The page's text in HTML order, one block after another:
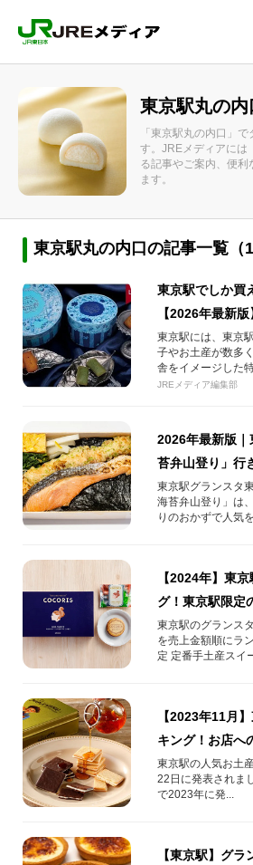
東京駅丸の内
「東京駅丸の内口」
す。JREメディアには
る記事やご案内、便
ます。
東京駅丸の内口の記事一覧（
東京駅でしか買
【2026年最新版
東京駅には、東京
子やお土産が数多
舎をイメージした
JREメディア編集部
2026年最新版
苔弁山登り」行
弁当ガイド
東京駅グランスタ
海苔弁山登り」は
りのおかずで人気を
【2024年】東
グ！東京駅限定
売上ランキング
東京駅のグランス
を売上金額順にラ
定 定番手土産スイ
【2023年11月
キング！お店へ
も！
東京駅の人気お土
22日に発表されま
で2023年に発...
【東京駅】グ